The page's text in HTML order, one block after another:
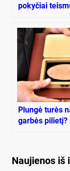
pokyčiai
paliesiantys ir
Plungę
Plungė turės
garbės pilietį?
Naujienos iš